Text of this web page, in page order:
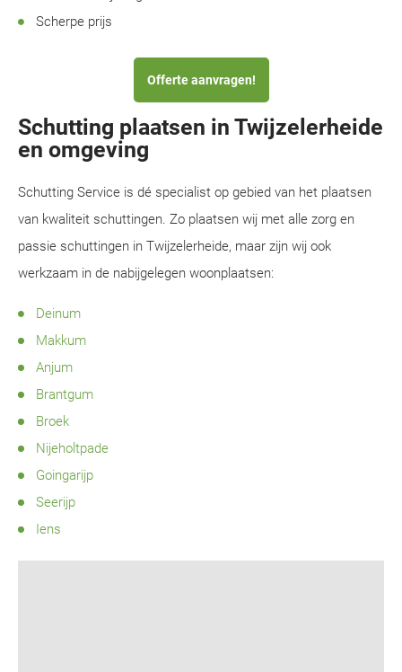
Scherpe prijs
Offerte aanvragen!
Schutting plaatsen in Twijzelerheide
en omgeving
Schutting Service is dé specialist op gebied van het plaatsen
van kwaliteit schuttingen. Zo plaatsen wij met alle zorg en
passie schuttingen in Twijzelerheide, maar zijn wij ook
werkzaam in de nabijgelegen woonplaatsen:
Deinum
Makkum
Anjum
Brantgum
Broek
Nijeholtpade
Goingarijp
Seerijp
Iens